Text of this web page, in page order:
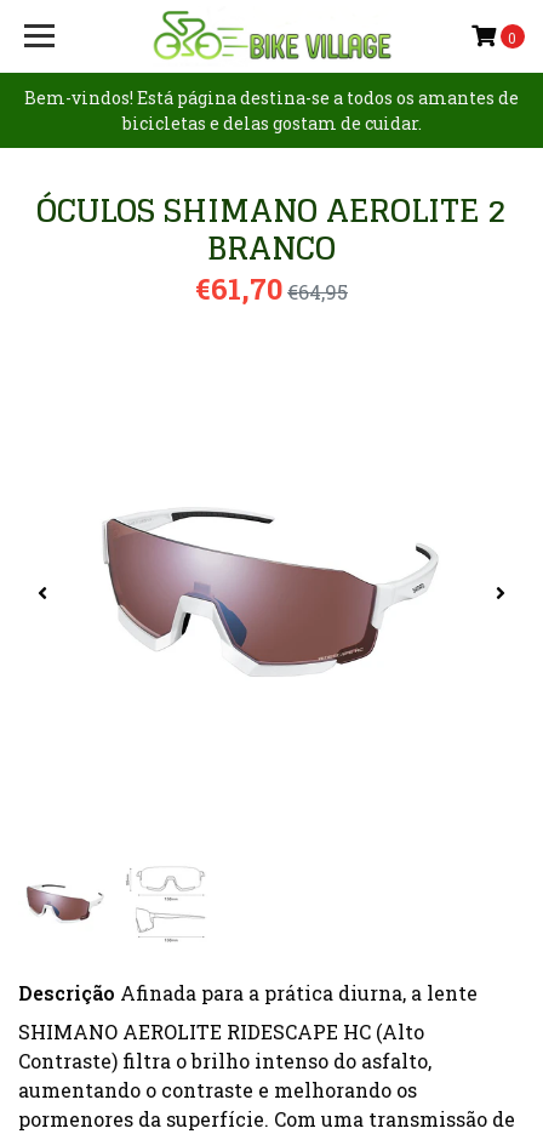
Bem-vindos! Está página destina-se a todos os amantes de
bicicletas e delas gostam de cuidar.
0
ÓCULOS SHIMANO AEROLITE 2
BRANCO
€61,70€64,95
Descrição Afinada para a prática diurna, a lente
SHIMANO AEROLITE RIDESCAPE HC (Alto
Contraste) filtra o brilho intenso do asfalto,
aumentando o contraste e melhorando os
pormenores da superfície. Com uma transmissão de